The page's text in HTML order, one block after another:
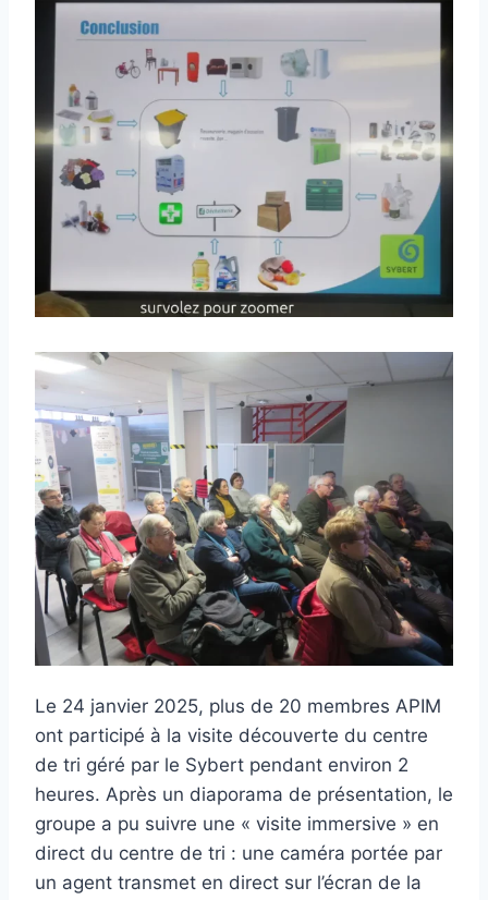
Le 24 janvier 2025, plus de 20 membres APIM
ont participé à la visite découverte du centre
de tri géré par le Sybert pendant environ 2
heures. Après un diaporama de présentation, le
groupe a pu suivre une « visite immersive » en
direct du centre de tri : une caméra portée par
un agent transmet en direct sur l’écran de la